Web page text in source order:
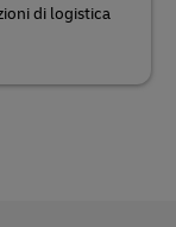
di logistica